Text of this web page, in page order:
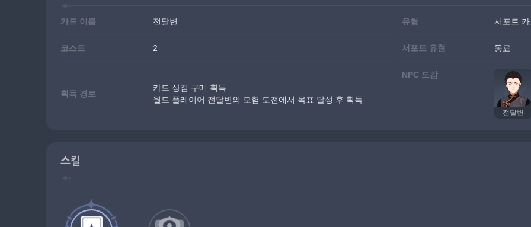
카드 이름 전달변 유형 서포트
코스트 2 서포트 유형 동료
획득 경로
카드 상점 구매 획득
월드 플레이어 전달변의 모험 도전에서 목표 달성 후 획득
NPC 도감
전달변
스킬